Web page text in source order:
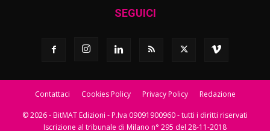
SEGUICI
Contattaci Cookies Policy Privacy Policy Redazione
© 2026 - BitMAT Edizioni - P.Iva 09091900960 - tutti i diritti riservati
Iscrizione al tribunale di Milano n° 295 del 28-11-2018